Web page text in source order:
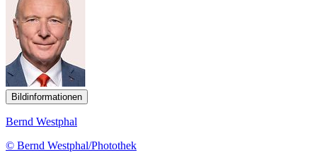
Bildinformationen
Bernd Westphal
© Bernd Westphal/Photothek